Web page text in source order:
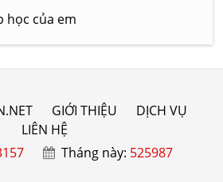
học của em
GIỚI THIỆU
DỊCH VỤ
LIÊN HỆ
Tháng này: 525987